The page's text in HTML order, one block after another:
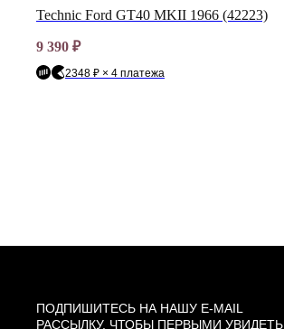
Technic Ford GT40 MKII 1966 (42223)
9 390 ₽
2348 ₽ × 4 платежа
ПОДПИШИТЕСЬ НА НАШУ E-MAIL
РАССЫЛКУ, ЧТОБЫ ПЕРВЫМИ УВИДЕТЬ